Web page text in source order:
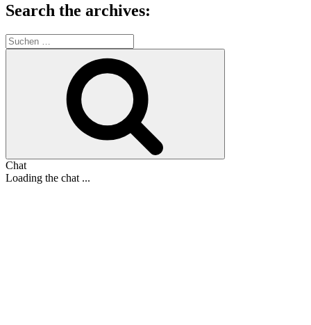
Search the archives:
Suche
nach:
Chat
Loading the chat ...